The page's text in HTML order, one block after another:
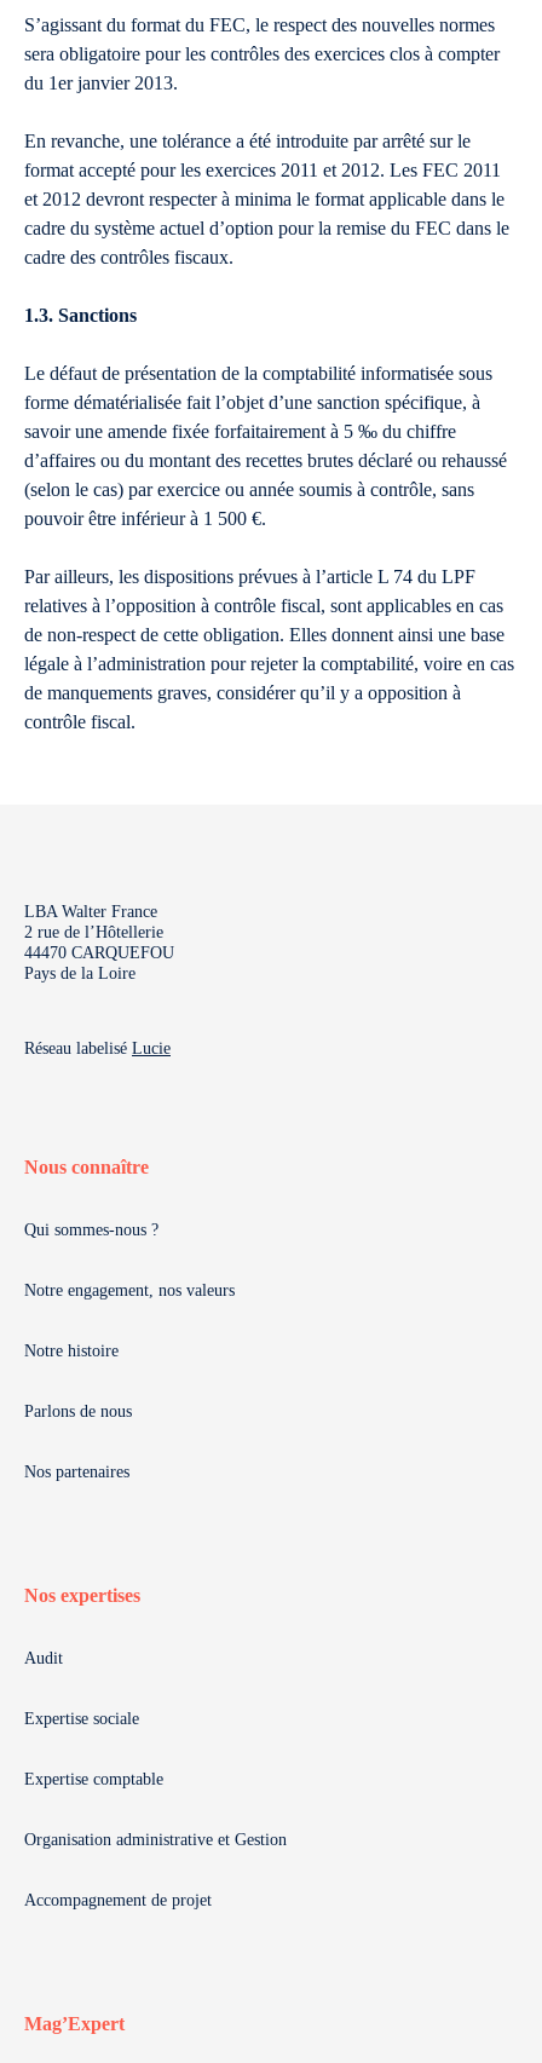
S’agissant du format du FEC, le respect des nouvelles normes
sera obligatoire pour les contrôles des exercices clos à compter
du 1er janvier 2013.
En revanche, une tolérance a été introduite par arrêté sur le
format accepté pour les exercices 2011 et 2012. Les FEC 2011
et 2012 devront respecter à minima le format applicable dans le
cadre du système actuel d’option pour la remise du FEC dans le
cadre des contrôles fiscaux.
1.3. Sanctions
Le défaut de présentation de la comptabilité informatisée sous
forme dématérialisée fait l’objet d’une sanction spécifique, à
savoir une amende fixée forfaitairement à 5 ‰ du chiffre
d’affaires ou du montant des recettes brutes déclaré ou rehaussé
(selon le cas) par exercice ou année soumis à contrôle, sans
pouvoir être inférieur à 1 500 €.
Par ailleurs, les dispositions prévues à l’article L 74 du LPF
relatives à l’opposition à contrôle fiscal, sont applicables en cas
de non-respect de cette obligation. Elles donnent ainsi une base
légale à l’administration pour rejeter la comptabilité, voire en cas
de manquements graves, considérer qu’il y a opposition à
contrôle fiscal.
LBA Walter France
2 rue de l’Hôtellerie
44470 CARQUEFOU
Pays de la Loire
Réseau labelisé Lucie
Nous connaître
Qui sommes-nous ?
Notre engagement, nos valeurs
Notre histoire
Parlons de nous
Nos partenaires
Nos expertises
Audit
Expertise sociale
Expertise comptable
Organisation administrative et Gestion
Accompagnement de projet
Mag’Expert